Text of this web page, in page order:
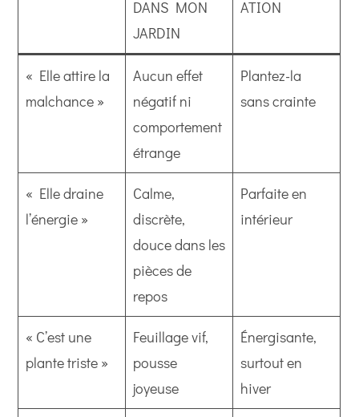
DANS MON
JARDIN
ATION
« Elle attire la
malchance »
Aucun effet
négatif ni
comportement
étrange
Plantez-la
sans crainte
« Elle draine
l’énergie »
Calme,
discrète,
douce dans les
pièces de
repos
Parfaite en
intérieur
« C’est une
plante triste »
Feuillage vif,
pousse
joyeuse
Énergisante,
surtout en
hiver